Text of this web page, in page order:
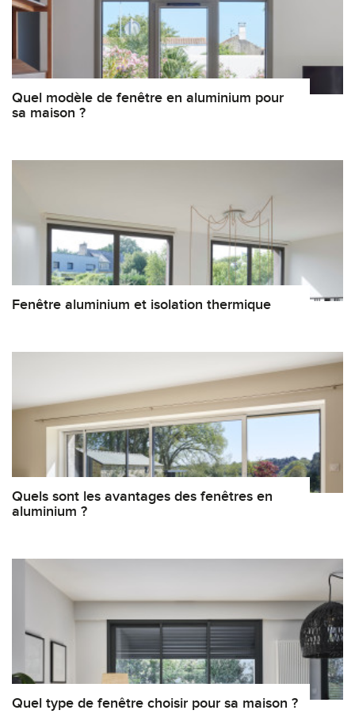
Quel modèle de fenêtre en aluminium pour
sa maison ?
Fenêtre aluminium et isolation thermique
Quels sont les avantages des fenêtres en
aluminium ?
Quel type de fenêtre choisir pour sa maison ?